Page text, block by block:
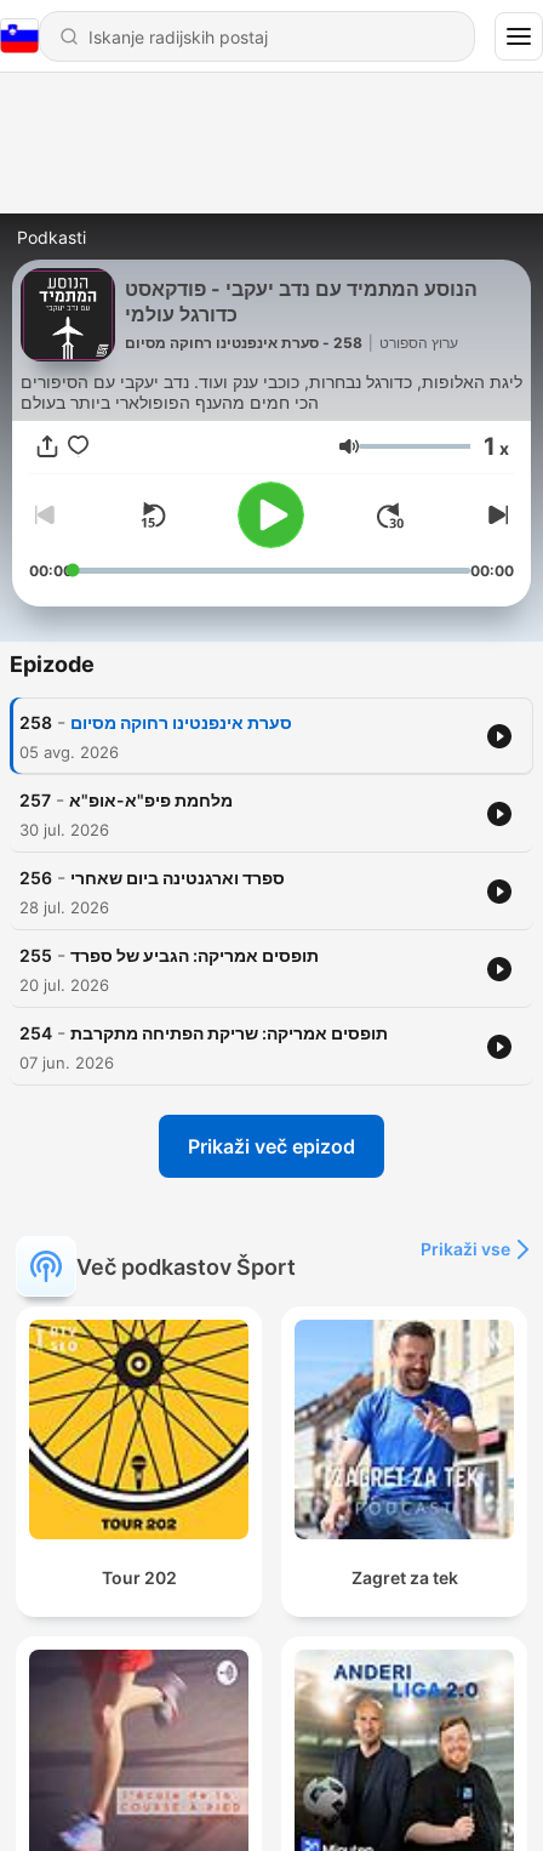
Podkasti
הנוסע המתמיד עם נדב יעקבי - פודקאסט
כדורגל עולמי
ערוץ הספורט 258 - סערת אינפנטינו רחוקה מסיום
ליגת האלופות, כדורגל נבחרות, כוכבי ענק ועוד. נדב יעקבי עם הסיפורים
הכי חמים מהענף הפופולארי ביותר בעולם
Glasnost 1 x
00:00 00:00
Epizode
258 - סערת אינפנטינו רחוקה מסיום
05 avg. 2026
257 - מלחמת פיפ"א-אופ"א
30 jul. 2026
256 - ספרד וארגנטינה ביום שאחרי
28 jul. 2026
255 - תופסים אמריקה: הגביע של ספרד
20 jul. 2026
254 - תופסים אמריקה: שריקת הפתיחה מתקרבת
07 jun. 2026
Prikaži več epizod
Več podkastov Šport
Prikaži vse
Tour 202 Zagret za tek